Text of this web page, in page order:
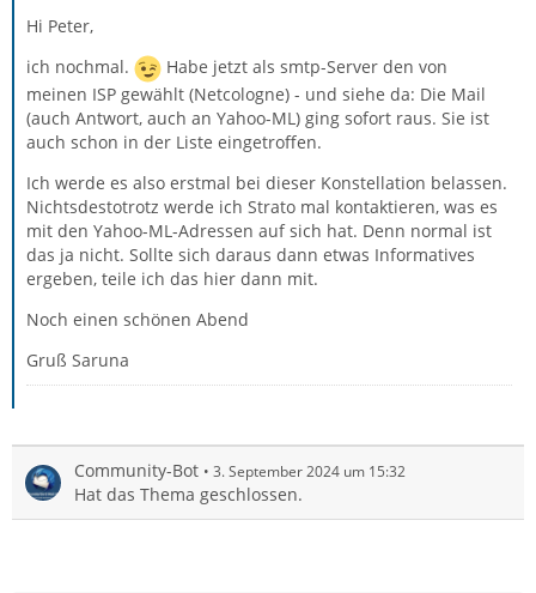
Hi Peter,
ich nochmal.
Habe jetzt als smtp-Server den von
meinen ISP gewählt (Netcologne) - und siehe da: Die Mail
(auch Antwort, auch an Yahoo-ML) ging sofort raus. Sie ist
auch schon in der Liste eingetroffen.
Ich werde es also erstmal bei dieser Konstellation belassen.
Nichtsdestotrotz werde ich Strato mal kontaktieren, was es
mit den Yahoo-ML-Adressen auf sich hat. Denn normal ist
das ja nicht. Sollte sich daraus dann etwas Informatives
ergeben, teile ich das hier dann mit.
Noch einen schönen Abend
Gruß Saruna
Community-Bot 3. September 2024 um 15:32
Hat das Thema geschlossen.